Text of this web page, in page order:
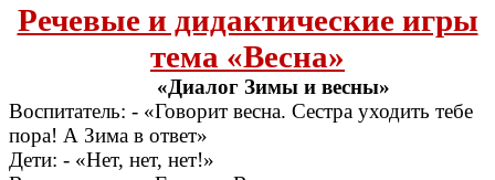
Речевые и дидактические игры
тема «Весна»
«Диалог Зимы и весны»
Воспитатель: - «Говорит весна. Сестра уходить тебе
пора! А Зима в ответ»
Дети: - «Нет, нет, нет!»